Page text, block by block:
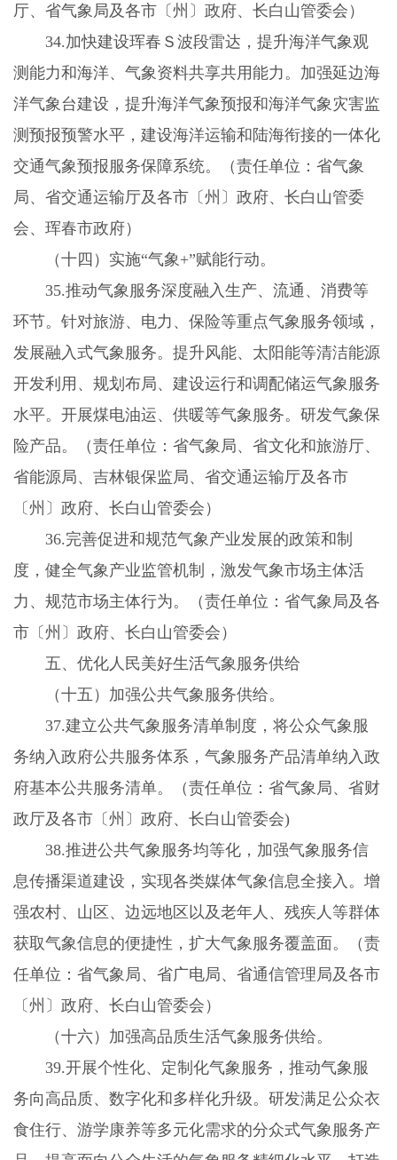
厅、省气象局及各市〔州〕政府、长白山管委会）
34.加快建设珲春Ｓ波段雷达，提升海洋气象观
测能力和海洋、气象资料共享共用能力。加强延边海
洋气象台建设，提升海洋气象预报和海洋气象灾害监
测预报预警水平，建设海洋运输和陆海衔接的一体化
交通气象预报服务保障系统。（责任单位：省气象
局、省交通运输厅及各市〔州〕政府、长白山管委
会、珲春市政府）
（十四）实施“气象 +”赋能行动。
35.推动气象服务深度融入生产、流通、消费等
环节。针对旅游、电力、保险等重点气象服务领域，
发展融入式气象服务。提升风能、太阳能等清洁能源
开发利用、规划布局、建设运行和调配储运气象服务
水平。开展煤电油运、供暖等气象服务。研发气象保
险产品。（责任单位：省气象局、省文化和旅游厅、
省能源局、吉林银保监局、省交通运输厅及各市
〔州〕政府、长白山管委会）
36.完善促进和规范气象产业发展的政策和制
度，健全气象产业监管机制，激发气象市场主体活
力、规范市场主体行为。（责任单位：省气象局及各
市〔州〕政府、长白山管委会）
五、优化人民美好生活气象服务供给
（十五）加强公共气象服务供给。
37.建立公共气象服务清单制度，将公众气象服
务纳入政府公共服务体系，气象服务产品清单纳入政
府基本公共服务清单。（责任单位：省气象局、省财
政厅及各市〔州〕政府、长白山管委会)
38.推进公共气象服务均等化，加强气象服务信
息传播渠道建设，实现各类媒体气象信息全接入。增
强农村、山区、边远地区以及老年人、残疾人等群体
获取气象信息的便捷性，扩大气象服务覆盖面。（责
任单位：省气象局、省广电局、省通信管理局及各市
〔州〕政府、长白山管委会）
（十六）加强高品质生活气象服务供给。
39.开展个性化、定制化气象服务，推动气象服
务向高品质、数字化和多样化升级。研发满足公众衣
食住行、游学康养等多元化需求的分众式气象服务产